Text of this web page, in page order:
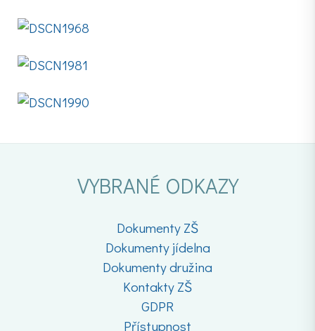
VYBRANÉ ODKAZY
Dokumenty ZŠ
Dokumenty jídelna
Dokumenty družina
Kontakty ZŠ
GDPR
Přístupnost